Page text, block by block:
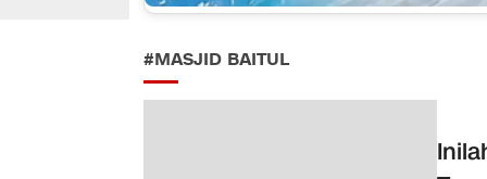
#MASJID BAITUL